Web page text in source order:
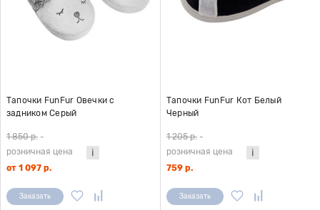
Тапочки FunFur Овечки с
задником Серый
1 850 р. -
розничная цена
от 1 097 р.
Заказать
Тапочки FunFur Кот Белый
Черный
1 205 р. -
розничная цена
759 р.
Заказать